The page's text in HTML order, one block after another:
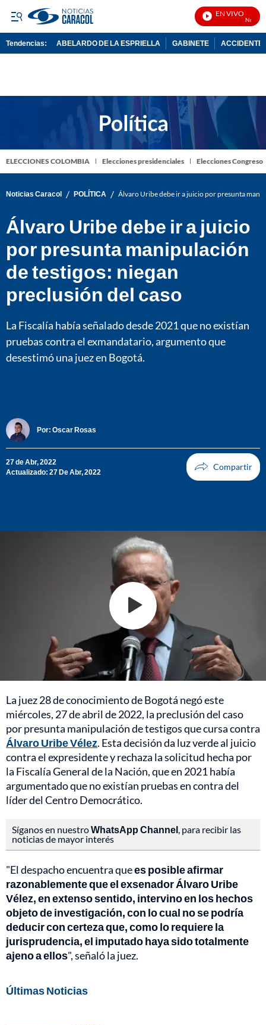
EN VIVO
Noticias
Tendencias: ABELARDO DE LA ESPRIELLA GABINETE ACCIDENTE
ELECCIONES COLOMBIA Elecciones presidenciales Elecciones Congreso
Noticias Caracol / POLÍTICA / Álvaro Uribe debe ir a juicio por presunta
Álvaro Uribe debe ir a juicio
por presunta manipulación
de testigos: niegan
preclusión del caso
La Fiscalía había señalado desde 2021 que no existían
pruebas contra el exmandatario, argumento que
desestimó una juez en Bogotá.
Por: Oscar Rosas
27 de Abr, 2022
Actualizado: 27 De Abr, 2022
La juez 28 de conocimiento de Bogotá negó este
miércoles, 27 de abril de 2022, la preclusión del caso
por presunta manipulación de testigos que cursa contra
Álvaro Uribe Vélez. Esta decisión da luz verde al juicio
contra el expresidente y rechaza la solicitud hecha por
la Fiscalía General de la Nación, que en 2021 había
argumentado que no existían pruebas en contra del
líder del Centro Democrático.
Síganos en nuestroWhatsApp Channel , para recibir las
noticias de mayor interés
"El despacho encuentra quees posible afirmar
razonablemente que el exsenador Álvaro Uribe
Vélez, en extenso sentido, intervino en los hechos
objeto de investigación, con lo cual no se podría
deducir con certeza que, como lo requiere la
jurisprudencia, el imputado haya sido totalmente
ajeno a ellos", señaló la juez.
Últimas Noticias